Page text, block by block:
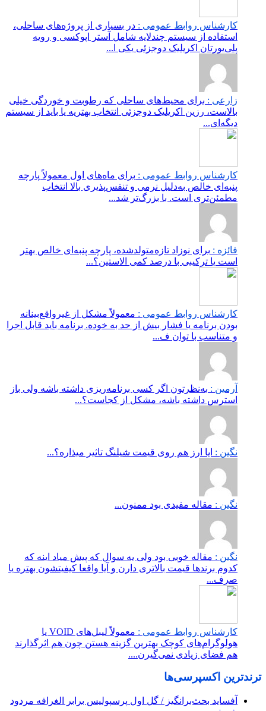
کارشناس روابط عمومی : در بسیاری از پروژه‌های ساحلی،
استفاده از سیستم چندلایه شامل آستر اپوکسی و رویه
پلی‌یورتان اکریلیک دوجزئی یکی ا...
زارعی : برای محیط‌های ساحلی که رطوبت و خوردگی خیلی
بالاست، رزین اکریلیک دوجزئی انتخاب بهتریه یا باید از سیستم
دیگه‌ای...
کارشناس روابط عمومی : برای ماه‌های اول معمولاً پارچه
پنبه‌ای خالص به‌دلیل نرمی و تنفس‌پذیری بالا انتخاب
مطمئن‌تری است. با بزرگ‌تر شد...
فائزه : برای نوزاد تازه‌متولدشده، پارچه پنبه‌ای خالص بهتر
است یا ترکیبی با درصد کمی الاستین؟...
کارشناس روابط عمومی : معمولاً مشکل از غیرواقع‌بینانه
بودن برنامه یا فشار بیش از حد به خوده. برنامه باید قابل اجرا
و متناسب با توان ف...
آرمین : به‌نظرتون اگر کسی برنامه‌ریزی داشته باشه ولی باز
استرس داشته باشه، مشکل از کجاست؟...
نگین : ایا ارز هم روی قیمت شیلنگ تاثیر میذاره؟...
نگین : مقاله مفیدی بود ممنون...
نگین : مقاله خوبی بود ولی یه سوال که پیش میاد اینه که
کدوم برندها قیمت بالاتری دارن و آیا واقعا کیفیتشون بهتره یا
صرف...
کارشناس روابط عمومی :
معمولاً لیبل‌های VOID یا
هولوگرام‌های کوچک بهترین گزینه هستن چون هم اثرگذارند
هم فضای زیادی نمی‌گیرن....
ترندترین اکسپرسی‌ها
آفساید بحث‌برانگیز / گل اول پرسپولیس برابر الغرافه مردود